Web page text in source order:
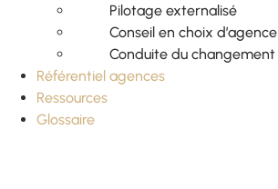
Pilotage externalisé
Conseil en choix d’agence
Conduite du changement
Référentiel agences
Ressources
Glossaire